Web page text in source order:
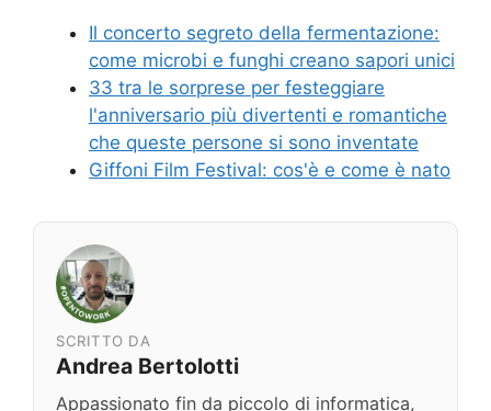
Il concerto segreto della fermentazione:
come microbi e funghi creano sapori unici
33 tra le sorprese per festeggiare
l'anniversario più divertenti e romantiche
che queste persone si sono inventate
Giffoni Film Festival: cos'è e come è nato
SCRITTO DA
Andrea Bertolotti
Appassionato fin da piccolo di informatica,